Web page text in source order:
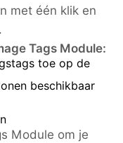
met één klik en
Tags Module:
toe op de
beschikbaar
Module om je